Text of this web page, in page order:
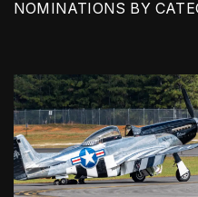
NOMINATIONS BY